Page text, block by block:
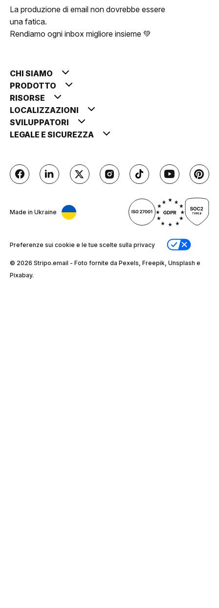
La produzione di email non dovrebbe essere
una fatica.
Rendiamo ogni inbox migliore insieme 💚
CHI SIAMO
PRODOTTO
RISORSE
LOCALIZZAZIONI
SVILUPPATORI
LEGALE E SICUREZZA
Made in Ukraine
Preferenze sui cookie e le tue scelte sulla privacy
© 2026 Stripо.email - Foto fornite da Pexels, Freepik, Unsplash e
Pixabay.